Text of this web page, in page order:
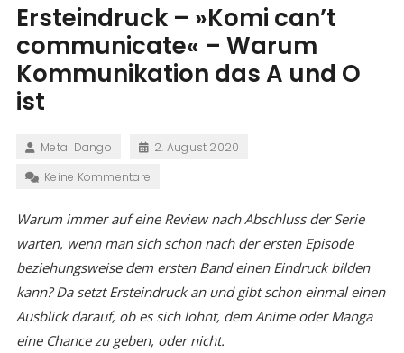
Ersteindruck – »Komi can’t
communicate« – Warum
Kommunikation das A und O
ist
Metal Dango
2. August 2020
Keine Kommentare
Warum immer auf eine Review nach Abschluss der Serie
warten, wenn man sich schon nach der ersten Episode
beziehungsweise dem ersten Band einen Eindruck bilden
kann? Da setzt Ersteindruck an und gibt schon einmal einen
Ausblick darauf, ob es sich lohnt, dem Anime oder Manga
eine Chance zu geben, oder nicht.